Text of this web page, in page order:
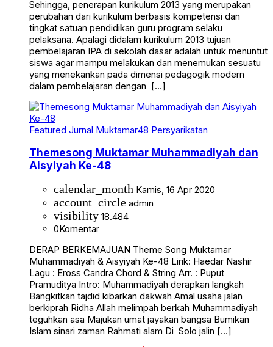
Sehingga, penerapan kurikulum 2013 yang merupakan
perubahan dari kurikulum berbasis kompetensi dan
tingkat satuan pendidikan guru program selaku
pelaksana. Apalagi didalam kurikulum 2013 tujuan
pembelajaran IPA di sekolah dasar adalah untuk menuntut
siswa agar mampu melakukan dan menemukan sesuatu
yang menekankan pada dimensi pedagogik modern
dalam pembelajaran dengan […]
Featured Jurnal Muktamar48 Persyarikatan
Themesong Muktamar Muhammadiyah dan
Aisyiyah Ke-48
calendar_month Kamis, 16 Apr 2020
account_circle admin
visibility 18.484
0Komentar
DERAP BERKEMAJUAN Theme Song Muktamar
Muhammadiyah & Aisyiyah Ke-48 Lirik: Haedar Nashir
Lagu : Eross Candra Chord & String Arr. : Puput
Pramuditya Intro: Muhammadiyah derapkan langkah
Bangkitkan tajdid kibarkan dakwah Amal usaha jalan
berkiprah Ridha Allah melimpah berkah Muhammadiyah
teguhkan asa Majukan umat jayakan bangsa Bumikan
Islam sinari zaman Rahmati alam Di Solo jalin […]